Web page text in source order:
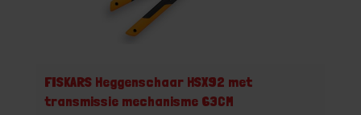
FISKARS Heggenschaar HSX92 met
transmissie mechanisme 63CM